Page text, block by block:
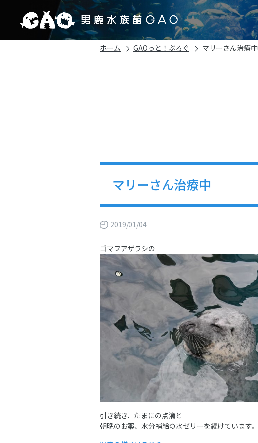
ホーム GAOっと！ぶろぐ マリーさん治療中
マリーさん治療中
2019/01/04
ゴマフアザラシの
引き続き、たまにの点滴と
朝晩のお薬、水分補給の水ゼリーを続けています。